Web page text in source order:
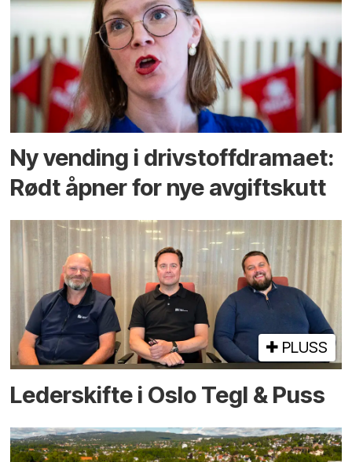
Ny vending i drivstoffdramaet:
Rødt åpner for nye avgiftskutt
PLUSS
Lederskifte i Oslo Tegl & Puss